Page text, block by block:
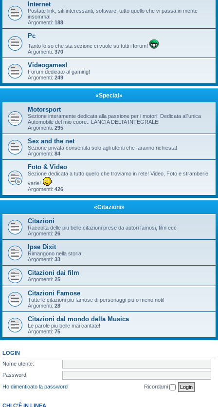
Internet
Postate link, siti interessanti, software, tutto quello che vi passa in mente
insomma!
Argomenti: 188
Pc
Tanto lo so che sta sezione ci vuole su tutti i forum!
Argomenti: 370
Videogames!
Forum dedicato al gaming!
Argomenti: 249
«Special»
Motorsport
Sezione interamente dedicata alla passione per i motori. Dedicata all'unica
Automobile del mio cuore.. LANCIA DELTA INTEGRALE!
Argomenti: 295
Sex and the net
Sezione privata consentita solo agli utenti che faranno richiesta!
Argomenti: 84
Foto & Video
Sezione dedicata a tutto quello che troviamo in rete! Video, Foto e stramberie
varie!
Argomenti: 426
«Citazioni»
Citazioni
Raccolta delle piu belle citazioni prese da autori famosi, film ecc
Argomenti: 26
Ipse Dixit
Rimangono nella storia!
Argomenti: 33
Citazioni dai film
Argomenti: 25
Citazioni Famose
Tutte le citazioni piu famose di personaggi piu o meno noti!
Argomenti: 28
Citazioni dal mondo della Musica
Le parole piu belle mai cantate!
Argomenti: 75
LOGIN
Nome utente:
Password:
Ho dimenticato la password
Ricordami
CHI C’È IN LINEA